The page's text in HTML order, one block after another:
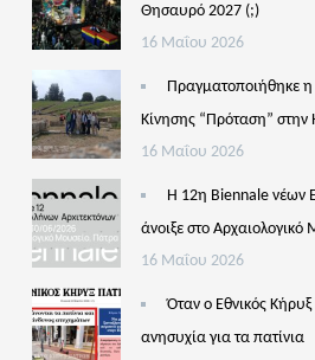
Θησαυρό 2027 (;)
16 Μαΐου 2026
Πραγματοποιήθηκε
Κίνησης “Πρόταση” στην
16 Μαΐου 2026
Η 12η Biennale νέων
άνοιξε στο
16 Μαΐου 2026
Όταν ο Εθνικός
ανησυχία για τα πατίνια